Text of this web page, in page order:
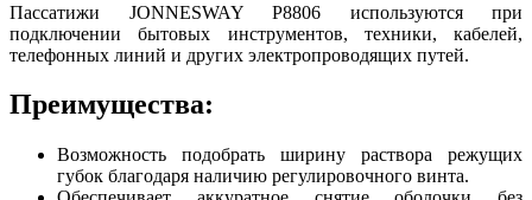
Пассатижи JONNESWAY P8806 используются при
подключении бытовых инструментов, техники, кабелей,
телефонных линий и других электропроводящих путей.
Преимущества:
Возможность подобрать ширину раствора режущих
губок благодаря наличию регулировочного винта.